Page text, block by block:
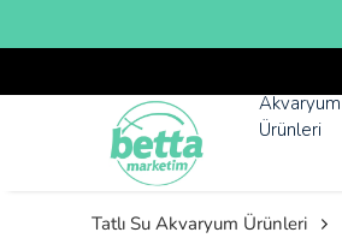
Akvaryum
Ürünleri
Tatlı Su Akvaryum Ürünleri